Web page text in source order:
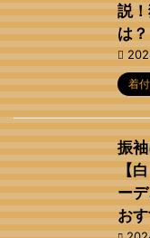
説
は？
着
振
【
ー
お